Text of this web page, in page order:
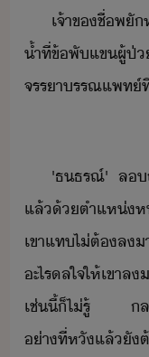
เจ้าข​ชื่​พั
้ำ​ที่​ข้พั​แข​ผู้
จรรารรณ​แพท์​
'​ธธรณ์​'​ ​ล​
แล้้​ตำแห่
เขา​แท​ไ่ต้​ล
ะไร​ลใจ​ให้​เขา​ล
เช่ี้​็​ไ่รู้​ ​ลา
่าที่​หั​แล้ั​